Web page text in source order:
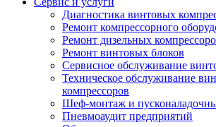
Диагностика винтовых
Ремонт компрессорного
Ремонт дизельных
Ремонт винтовых блоков
Сервисное обслуживание
Техническое обслуживание
компрессоров
Шеф-монтаж и
Пневмоаудит предприятий